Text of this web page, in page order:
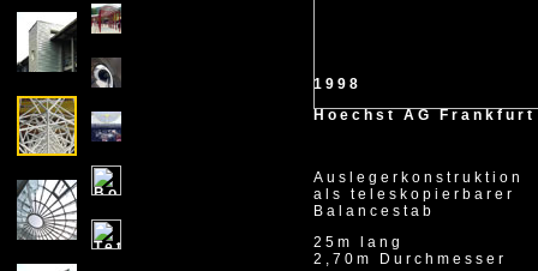
1998
Hoechst AG Frankfurt
Auslegerkonstruktion
als teleskopierbarer
Balancestab
25m lang
2,70m Durchmesser